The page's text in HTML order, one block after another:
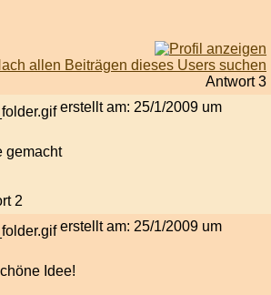
Antwort 3
erstellt am: 25/1/2009 um
gemacht
2
erstellt am: 25/1/2009 um
Idee!